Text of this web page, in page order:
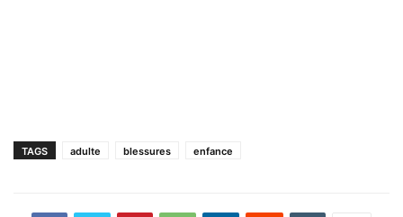
TAGS adulte blessures enfance